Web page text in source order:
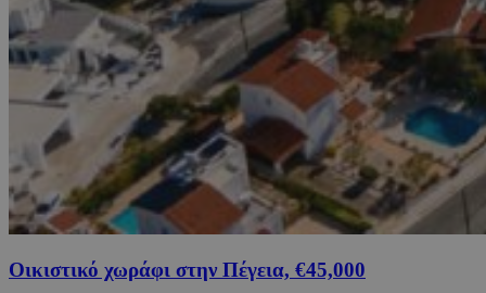
Οικιστικό χωράφι στην Πέγεια, €45,000